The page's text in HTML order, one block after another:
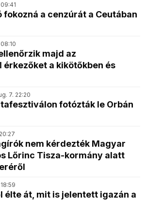
fokozná a cenzúrát a Ceutában
majd az
érkezőket a kikötőkben és
7. 22:20
fotózták le Orbán
nem kérdezték Magyar
Lőrinc Tisza-kormány alatt
élte át, mit is jelentett igazán a